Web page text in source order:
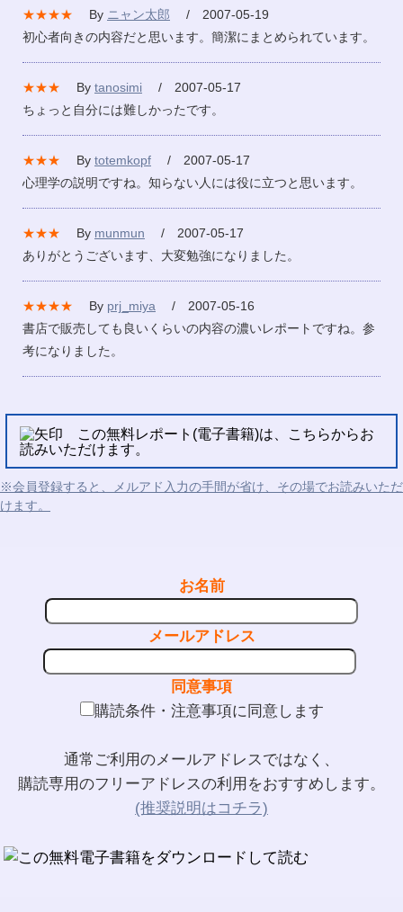
★★★★ By ニャン太郎
/ 2007-05-19
初心者向きの内容だと思います。簡潔にまとめられています。
★★★ By tanosimi
/ 2007-05-17
ちょっと自分には難しかったです。
★★★ By totemkopf
/ 2007-05-17
心理学の説明ですね。知らない人には役に立つと思います。
★★★ By munmun
/ 2007-05-17
ありがとうございます、大変勉強になりました。
★★★★ By prj_miya
/ 2007-05-16
書店で販売しても良いくらいの内容の濃いレポートですね。参
考になりました。
この無料レポート(電子書籍)は、こちらからお
読みいただけます。
※会員登録すると、メルアド入力の手間が省け、その場でお読みいただ
けます。
お名前
メールアドレス
同意事項
購読条件・注意事項に同意します
通常ご利用のメールアドレスではなく、
購読専用のフリーアドレスの利用をおすすめします。
(推奨説明はコチラ)